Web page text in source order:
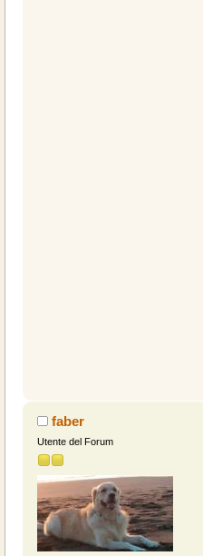
faber
Utente del Forum